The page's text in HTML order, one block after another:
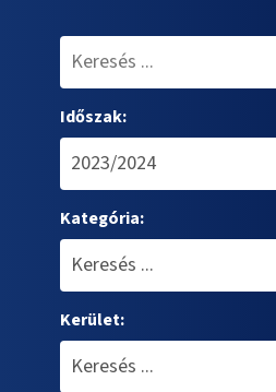
Időszak:
Kategória:
Kerület: